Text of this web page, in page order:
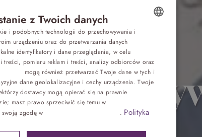
Top 5
Pełne
z GERMAN
z Twoich danych
i podobnych technologii do przechowywania i
urządzeniu oraz do przetwarzania danych
identyfikatory i dane przeglądania, w celu
treści, pomiaru reklam i treści, analizy odbiorców oraz
mogą również przetwarzać Twoje dane w tych i
dane geolokalizacyjne i cechy urządzenia. Twoje
dostawcy mogą opierać się na prawnie
masz prawo sprzeciwić się temu w
zgodę w . Polityka